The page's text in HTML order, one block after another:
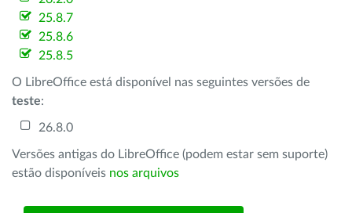
25.8.7
25.8.6
25.8.5
O LibreOffice está disponível nas seguintes versões de
teste:
26.8.0
Versões antigas do LibreOffice (podem estar sem suporte)
estão disponíveis nos arquivos